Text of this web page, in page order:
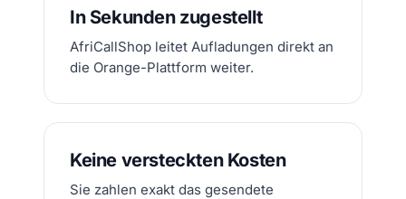
In Sekunden zugestellt
AfriCallShop leitet Aufladungen direkt an
die Orange-Plattform weiter.
Keine versteckten Kosten
Sie zahlen exakt das gesendete